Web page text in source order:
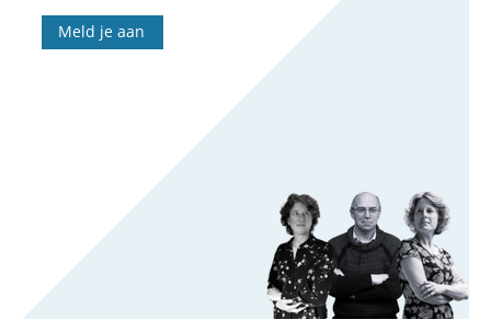
Meld je aan